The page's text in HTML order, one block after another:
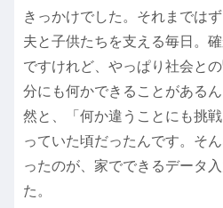
きっかけでした。それまでは
夫と子供たちを支える毎日。
ですけれど、やっぱり社会と
分にも何かできることがある
然と、「何か違うことにも挑
っていた頃だったんです。そ
ったのが、家でできるデータ
た。